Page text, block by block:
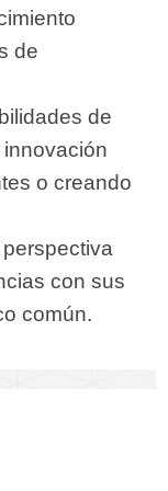
de
de
o creando
con sus
común.